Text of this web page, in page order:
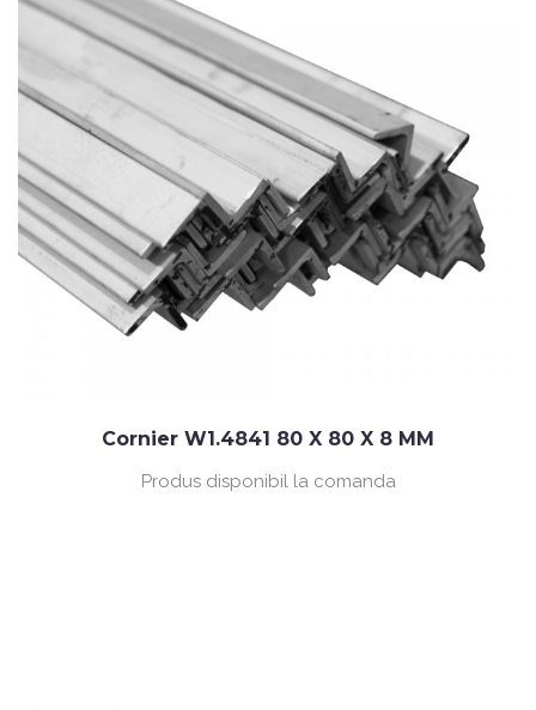
Cornier W1.4841 80 X 80 X 8 MM
Produs disponibil la comanda